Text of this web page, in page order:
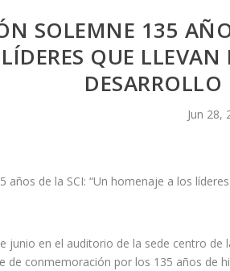
SOLEMNE 135
QUE
Jun 28,
junio en el auditorio de la sede centro
de conmemoración por los 135 años de